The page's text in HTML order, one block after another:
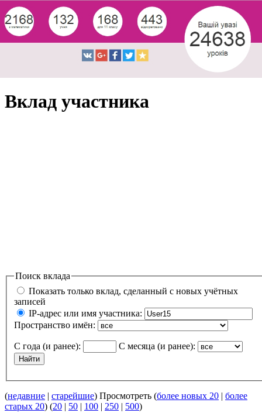
Вклад участника
Поиск вклада
Показать только вклад, сделанный с новых учётных
записей
IP-адрес или имя участника:
Пространство имён:
С года (и ранее): С месяца (и ранее):
(недавние | старейшие) Просмотреть (более новых 20 | более
старых 20) (20 | 50 | 100 | 250 | 500)